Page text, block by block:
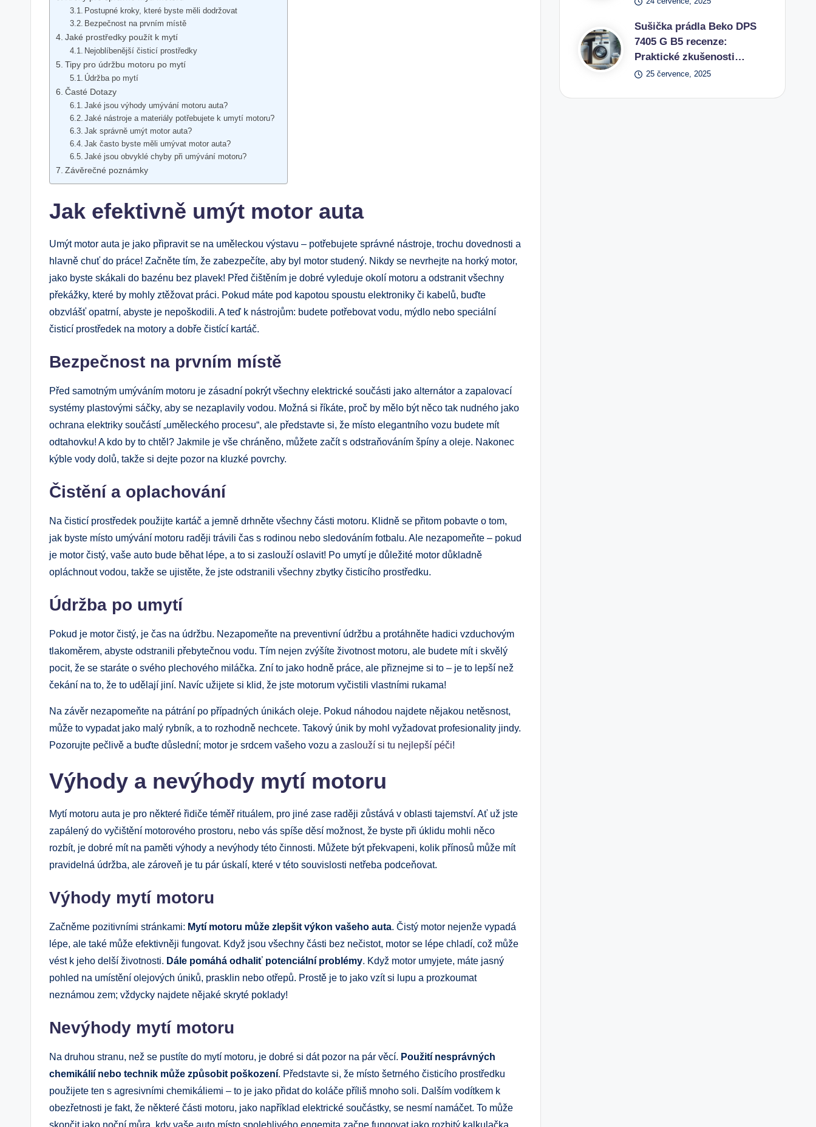
Postupné kroky, které byste měli dodržovat
Bezpečnost na prvním místě
Jaké prostředky použít k mytí
Nejoblíbenější čisticí prostředky
Tipy pro údržbu motoru po mytí
Údržba po mytí
Časté Dotazy
Jaké jsou výhody umývání motoru auta?
Jaké nástroje a materiály potřebujete k umytí motoru?
Jak správně umýt motor auta?
Jak často byste měli umývat motor auta?
Jaké jsou obvyklé chyby při umývání motoru?
Závěrečné poznámky
Jak efektivně umýt motor auta
Umýt motor auta je jako připravit se na uměleckou výstavu – potřebujete správné nástroje, trochu dovednosti a
hlavně chuť do práce! Začněte tím, že zabezpečíte, aby byl motor studený. Nikdy se nevrhejte na horký motor,
jako byste skákali do bazénu bez plavek! Před čištěním je dobré vyleduje okolí motoru a odstranit všechny
překážky, které by mohly ztěžovat práci. Pokud máte pod kapotou spoustu elektroniky či kabelů, buďte
obzvlášť opatrní, abyste je nepoškodili. A teď k nástrojům: budete potřebovat vodu, mýdlo nebo speciální
čisticí prostředek na motory a dobře čistící kartáč.
Bezpečnost na prvním místě
Před samotným umýváním motoru je zásadní pokrýt všechny elektrické součásti jako alternátor a zapalovací
systémy plastovými sáčky, aby se nezaplavily vodou. Možná si říkáte, proč by mělo být něco tak nudného jako
ochrana elektriky součástí „uměleckého procesu“, ale představte si, že místo elegantního vozu budete mít
odtahovku! A kdo by to chtěl? Jakmile je vše chráněno, můžete začít s odstraňováním špíny a oleje. Nakonec
kýble vody dolů, takže si dejte pozor na kluzké povrchy.
Čistění a oplachování
Na čisticí prostředek použijte kartáč a jemně drhněte všechny části motoru. Klidně se přitom pobavte o tom,
jak byste místo umývání motoru raději trávili čas s rodinou nebo sledováním fotbalu. Ale nezapomeňte – pokud
je motor čistý, vaše auto bude běhat lépe, a to si zaslouží oslavit! Po umytí je důležité motor důkladně
opláchnout vodou, takže se ujistěte, že jste odstranili všechny zbytky čisticího prostředku.
Údržba po umytí
Pokud je motor čistý, je čas na údržbu. Nezapomeňte na preventivní údržbu a protáhněte hadici vzduchovým
tlakoměrem, abyste odstranili přebytečnou vodu. Tím nejen zvýšíte životnost motoru, ale budete mít i skvělý
pocit, že se staráte o svého plechového miláčka. Zní to jako hodně práce, ale přiznejme si to – je to lepší než
čekání na to, že to udělají jiní. Navíc užijete si klid, že jste motorum vyčistili vlastními rukama!
Na závěr nezapomeňte na pátrání po případných únikách oleje. Pokud náhodou najdete nějakou netěsnost,
může to vypadat jako malý rybník, a to rozhodně nechcete. Takový únik by mohl vyžadovat profesionality jindy.
Pozorujte pečlivě a buďte důslední; motor je srdcem vašeho vozu a zaslouží si tu nejlepší péči!
Výhody a nevýhody mytí motoru
Mytí motoru auta je pro některé řidiče téměř rituálem, pro jiné zase raději zůstává v oblasti tajemství. Ať už jste
zapálený do vyčištění motorového prostoru, nebo vás spíše děsí možnost, že byste při úklidu mohli něco
rozbít, je dobré mít na paměti výhody a nevýhody této činnosti. Můžete být překvapeni, kolik přínosů může mít
pravidelná údržba, ale zároveň je tu pár úskalí, které v této souvislosti netřeba podceňovat.
Výhody mytí motoru
Začněme pozitivními stránkami: Mytí motoru může zlepšit výkon vašeho auta. Čistý motor nejenže vypadá
lépe, ale také může efektivněji fungovat. Když jsou všechny části bez nečistot, motor se lépe chladí, což může
vést k jeho delší životnosti. Dále pomáhá odhaliť potenciální problémy. Když motor umyjete, máte jasný
pohled na umístění olejových úniků, prasklin nebo otřepů. Prostě je to jako vzít si lupu a prozkoumat
neznámou zem; vždycky najdete nějaké skryté poklady!
Nevýhody mytí motoru
Na druhou stranu, než se pustíte do mytí motoru, je dobré si dát pozor na pár věcí. Použití nesprávných
chemikálií nebo technik může způsobit poškození. Představte si, že místo šetrného čisticího prostředku
použijete ten s agresivními chemikáliemi – to je jako přidat do koláče příliš mnoho soli. Dalším vodítkem k
obezřetnosti je fakt, že některé části motoru, jako například elektrické součástky, se nesmí namáčet. To může
skončit jako noční můra, kdy vaše auto místo spolehlivého engemita začne fungovat jako rozbitý kalkulačka.
Sušička prádla Beko DPS
7405 G B5 recenze:
Praktické zkušenosti…
25 července, 2025